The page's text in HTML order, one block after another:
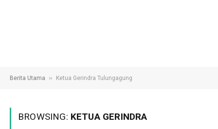
Berita Utama » Ketua Gerindra Tulungagung
BROWSING: KETUA GERINDRA